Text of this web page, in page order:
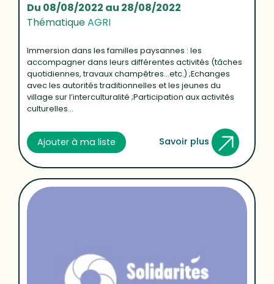
Du 08/08/2022 au 28/08/2022
ThématiqueAGRI
Immersion dans les familles paysannes : les
accompagner dans leurs différentes activités (tâches
quotidiennes, travaux champêtres…etc.) ;Echanges
avec les autorités traditionnelles et les jeunes du
village sur l’interculturalité ;Participation aux activités
culturelles...
Ajouter à ma liste Savoir plus